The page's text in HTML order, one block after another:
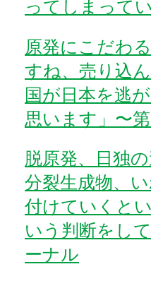
ってしまって
原発にこだわ
すね、売り込
国が日本を逃
思います」〜
脱原発、日独
分裂生成物、
付けていくと
いう判断をし
ーナル